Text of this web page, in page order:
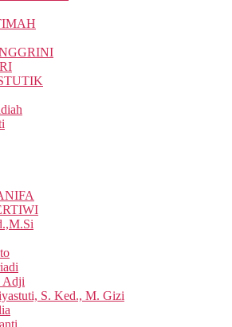
Adji
S. Ked., M. Gizi